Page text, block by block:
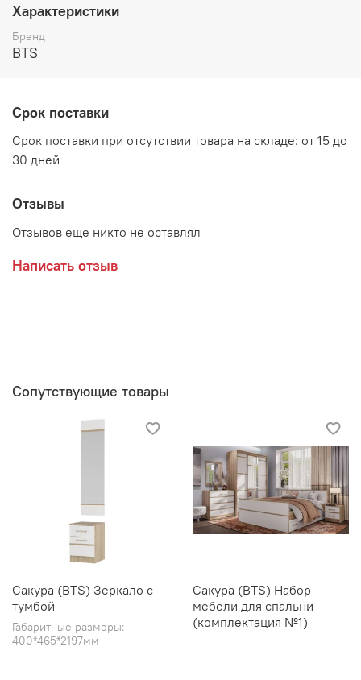
высота 410 мм
Цвет:
Производитель:
Характеристики
Бренд
BTS
Срок поставки
Срок поставки при отсутствии товара на складе: от 15 до
30 дней
Отзывы
Отзывов еще никто не оставлял
Написать отзыв
Сопутствующие товары
Сакура (BTS) Зеркало с
тумбой
Габаритные размеры:
400*465*2197мм
Сакура (BTS) Набор
мебели для спальни
(комплектация №1)